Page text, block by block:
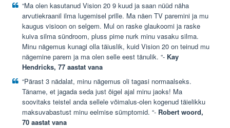
“Ma olen kasutanud Vision 20 9 kuud ja saan nüüd näha
arvutiekraanil ilma lugemisel prille. Ma näen TV paremini ja mu
kaugus visioon on selgem. Mul on raske glaukoomi ja raske
kuiva silma sündroom, pluss pime nurk minu vasaku silma.
Minu nägemus kunagi olla täiuslik, kuid Vision 20 on teinud mu
nägemine parem ja ma olen selle eest tänulik. “- Kay
Hendricks, 77 aastat vana
“Pärast 3 nädalat, minu nägemus oli tagasi normaalseks.
Täname, et jagada seda just õigel ajal minu jaoks! Ma
soovitaks teistel anda sellele võimalus-olen kogenud täielikku
maksuvabastust minu eelmise sümptomid. “- Robert woord,
70 aastat vana